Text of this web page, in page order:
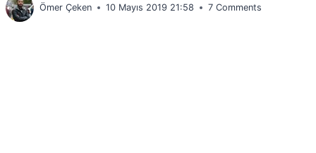
Ömer Çeken 10 Mayıs 2019 21:58 7 Comments